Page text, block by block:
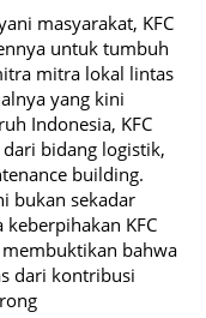
masyarakat, KFC
untuk tumbuh
mitra lokal lintas
yang kini
Indonesia, KFC
bidang logistik,
building.
bukan sekadar
KFC
bahwa
dari kontribusi